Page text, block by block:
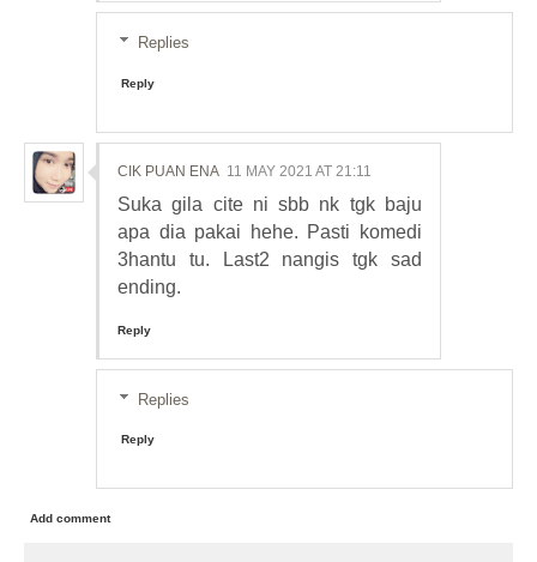
Replies
Reply
CIK PUAN ENA 11 MAY 2021 AT 21:11
Suka gila cite ni sbb nk tgk baju
apa dia pakai hehe. Pasti komedi
3hantu tu. Last2 nangis tgk sad
ending.
Reply
Replies
Reply
Add comment